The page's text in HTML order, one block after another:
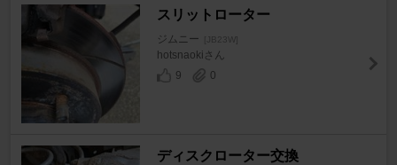
スリットローター
ジムニー [JB23W]
hotsnaokiさん
9
0
ディスクローター交換